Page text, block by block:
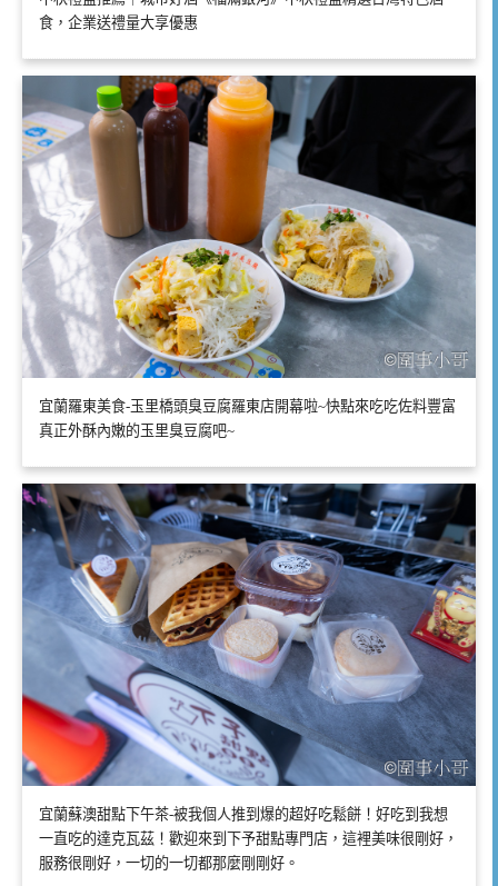
食，企業送禮量大享優惠
宜蘭羅東美食-玉里橋頭臭豆腐羅東店開幕啦~快點來吃吃佐料豐富
真正外酥內嫩的玉里臭豆腐吧~
宜蘭蘇澳甜點下午茶-被我個人推到爆的超好吃鬆餅！好吃到我想
一直吃的達克瓦茲！歡迎來到下予甜點專門店，這裡美味很剛好，
服務很剛好，一切的一切都那麼剛剛好。